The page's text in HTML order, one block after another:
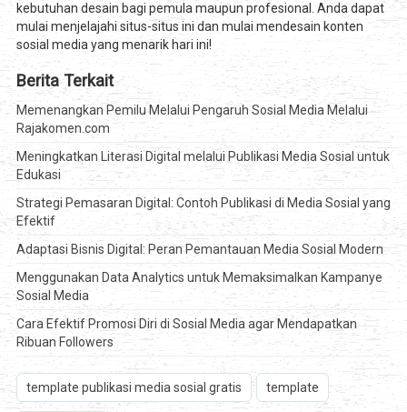
kebutuhan desain bagi pemula maupun profesional. Anda dapat
mulai menjelajahi situs-situs ini dan mulai mendesain konten
sosial media yang menarik hari ini!
Berita Terkait
Memenangkan Pemilu Melalui Pengaruh Sosial Media Melalui
Rajakomen.com
Meningkatkan Literasi Digital melalui Publikasi Media Sosial untuk
Edukasi
Strategi Pemasaran Digital: Contoh Publikasi di Media Sosial yang
Efektif
Adaptasi Bisnis Digital: Peran Pemantauan Media Sosial Modern
Menggunakan Data Analytics untuk Memaksimalkan Kampanye
Sosial Media
Cara Efektif Promosi Diri di Sosial Media agar Mendapatkan
Ribuan Followers
template publikasi media sosial gratis template